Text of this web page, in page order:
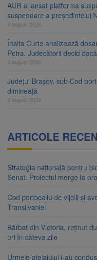
AUR a lansat platforma
suspendare a președintelui
6 august 2026
Înalta Curte analizează
Potra. Judecătorii decid
6 august 2026
Județul Brașov, sub Cod
dimineață
6 august 2026
ARTICOLE
Strategia națională pentru
Senat. Proiectul merge la
Cod portocaliu de vijelii și
Transilvaniei
Bărbat din Victoria, reținut
ori în câteva zile
Urmele atelajului i-au